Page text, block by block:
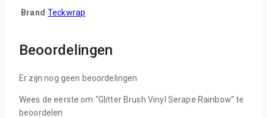
Brand Teckwrap
Beoordelingen
Er zijn nog geen beoordelingen
Wees de eerste om “Glitter Brush Vinyl Serape Rainbow” te
beoordelen